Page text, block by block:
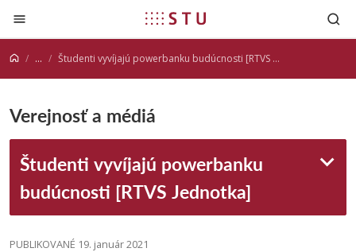
Prejsť na obsah
... Študenti vyvíjajú powerbanku budúcnosti [RTVS Jednotka]
Verejnosť a médiá
Študenti vyvíjajú powerbanku
budúcnosti [RTVS Jednotka]
PUBLIKOVANÉ 19. január 2021